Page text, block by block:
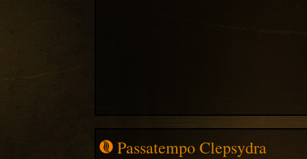
Passatempo Clepsydra